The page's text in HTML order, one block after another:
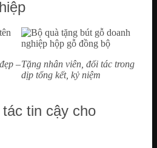
–Tặng nhân viên, đối tác trong
dịp tổng kết, kỷ niệm
tin cậy cho